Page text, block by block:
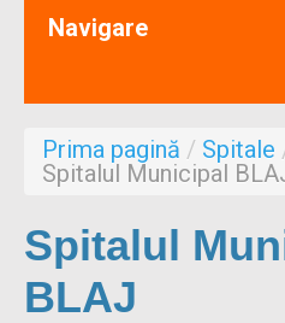
Aproape de mine
Despre noi
Navigare
Prima pagină / Spitale
Spitalul Municipal
Spitalul
BLAJ